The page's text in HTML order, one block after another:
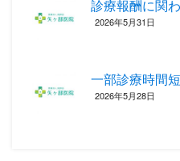
診療報酬に関
2026年5月31日
一部診療時間
2026年5月28日